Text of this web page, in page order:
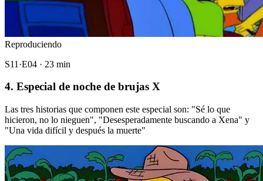
Reproduciendo
S11·E04 · 23 min
4. Especial de noche de brujas X
Las tres historias que componen este especial son: "Sé lo que
hicieron, no lo nieguen", "Desesperadamente buscando a Xena" y
"Una vida difícil y después la muerte"